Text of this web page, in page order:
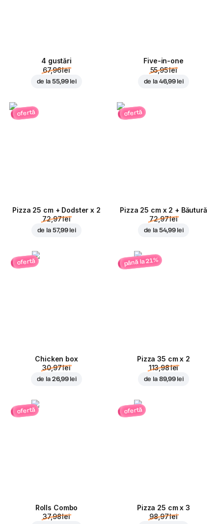
4 gustări
67,96 lei
de la 55,99 lei
Five-in-one
55,95 lei
de la 46,99 lei
ofertă
Pizza 25 cm + Dodster x 2
72,97 lei
de la 57,99 lei
ofertă
Pizza 25 cm x 2 + Băutură
72,97 lei
de la 54,99 lei
ofertă
Chicken box
30,97 lei
de la 26,99 lei
până la 21%
Pizza 35 cm x 2
113,98 lei
de la 89,99 lei
ofertă
Rolls Combo
37,98 lei
ofertă
Pizza 25 cm x 3
98,97 lei